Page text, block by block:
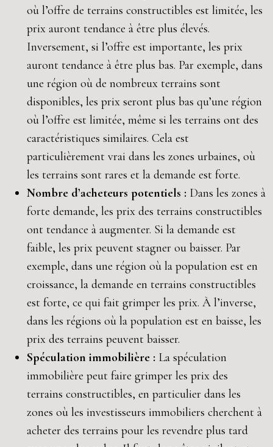
où l’offre de terrains constructibles est limitée, les
prix auront tendance à être plus élevés.
Inversement, si l’offre est importante, les prix
auront tendance à être plus bas. Par exemple, dans
une région où de nombreux terrains sont
disponibles, les prix seront plus bas qu’une région
où l’offre est limitée, même si les terrains ont des
caractéristiques similaires. Cela est
particulièrement vrai dans les zones urbaines, où
les terrains sont rares et la demande est forte.
Nombre d’acheteurs potentiels : Dans les zones à
forte demande, les prix des terrains constructibles
ont tendance à augmenter. Si la demande est
faible, les prix peuvent stagner ou baisser. Par
exemple, dans une région où la population est en
croissance, la demande en terrains constructibles
est forte, ce qui fait grimper les prix. À l’inverse,
dans les régions où la population est en baisse, les
prix des terrains peuvent baisser.
Spéculation immobilière : La spéculation
immobilière peut faire grimper les prix des
terrains constructibles, en particulier dans les
zones où les investisseurs immobiliers cherchent à
acheter des terrains pour les revendre plus tard